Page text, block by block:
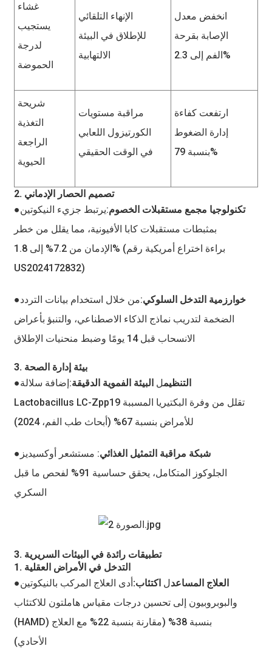
غشاء
يستجيب
لدرجة
الحموضة
الإنهاء التلقائي
للإطلاق في البيئة
الالتهابية
انخفض معدل
الإصابة بقرحة
الفم إلى 2.3%
شريحة
التغذية
الراجعة
الحيوية
مراقبة مستويات
الكورتيزول اللعابي
في الوقت الحقيقي
ارتفعت كفاءة
إدارة الضغوط
بنسبة 79%
2. تصميم الحصار الإدماني
●تكنولوجيا مجمع مستقبلات الخصوم:يرتبط جزيء النيكوتين
بمثبطات مستقبلات كابا الأفيونية، مما يقلل من خطر
الإدمان من 7.2% إلى 1.8% (براءة اختراع أمريكية رقم
US2024172832)
●خوارزمية التدخل السلوكي:من خلال استخدام بيانات التردد
الضخمة لتدريب نماذج الذكاء الاصطناعي، والتنبؤ بأعراض
الانسحاب قبل 14 يومًا وضبط منحنيات الإطلاق
3. بيئة إدارة الصحة
●التنظيملالبيئة الفموية الدقيقة:إضافة سلالة
Lactobacillus LC-Zpp19 تقلل من وفرة البكتيريا المسببة
للأمراض بنسبة 67% (أبحاث طب الفم، 2024)
●شبكة مراقبة التمثيل الغذائي: مستشعر أوكسيديز
الجلوكوز المتكامل، يحقق حساسية 91% لفحص ما قبل
السكري
3. تطبيقات رائدة في البيئات السريرية
1. التدخل في الأمراض العقلية
●العلاج المساعدلاكتئاب:أدى العلاج المركب بالنيكوتين
والبوبروبيون إلى تحسين درجات مقياس هاملتون للاكتئاب
(HAMD) بنسبة 38% (مقارنة بنسبة 22% مع العلاج
الأحادي)